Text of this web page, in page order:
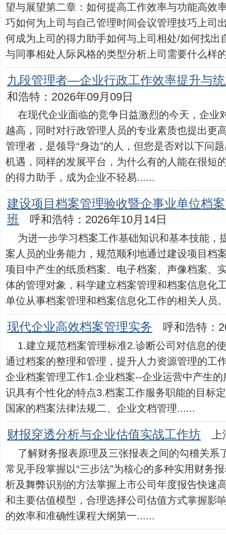
望与展望第二章：如何提高工作效率与功能高效
巧如何为上司与自己管理时间会议管理技巧上司
何成为上司的得力助手如何与上司相处/如何找出
与同事相处人际风格的类型分析上司需要什么样
九段管理者—企业行政工作效率提升与
和浩特：2026年09月09日
在现代企业面临的竞争日益激烈的今天，企业
越高，同时对行政管理人员的专业素质也提出更
管理者，是领导“身边”的人，但您是否对以下问
机遇，同样的发展平台，为什么有的人能在很短
的得力助手，成为企业不轻易......
建设项目档案管理验收暨企事业单位档
班
呼和浩特：2026年10月14日
为进一步学习档案工作基础知识和基本技能，
案人员的业务能力，规范顺利地通过建设项目档
项目中产生的纸质档案、电子档案、声像档案、
体的管理对象，科学建立档案管理和档案信息化
单位从事档案管理和档案信息化工作的相关人员
现代企业高效档案管理实务 呼和浩特：
1.建立规范档案管理标准2.诊断公司对信息的
通过档案的整理和管理，提升人力资源管理的工
企业档案管理工作1.企业档案--企业运营中产生
识具有个性化的特点3.档案工作服务职能的目标
国家的档案法律法规二、企业文档管理......
财报穿透分析与企业估值实战工作坊 上
了解财务报表原理及三张报表之间的勾稽关系
常见手段掌握以“三步法”为核心的多种实用财务
析及舞弊识别的方法掌握上市公司年度报告快速
和主要估值模型，合理选择公司估值方式掌握影
的效率和准确性课程大纲第一......